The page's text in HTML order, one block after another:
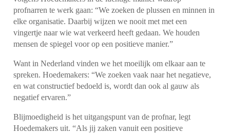
profnarren te werk gaan: “We zoeken de plussen en minnen in
elke organisatie. Daarbij wijzen we nooit met met een
vingertje naar wie wat verkeerd heeft gedaan. We houden
mensen de spiegel voor op een positieve manier.”
Want in Nederland vinden we het moeilijk om elkaar aan te
spreken. Hoedemakers: “We zoeken vaak naar het negatieve,
en wat constructief bedoeld is, wordt dan ook al gauw als
negatief ervaren.”
Blijmoedigheid is het uitgangspunt van de profnar, legt
Hoedemakers uit. “Als jij zaken vanuit een positieve